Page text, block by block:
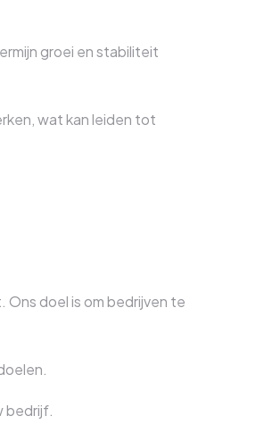
groei en stabiliteit
wat kan leiden tot
Ons doel is om bedrijven te
bedrijf.